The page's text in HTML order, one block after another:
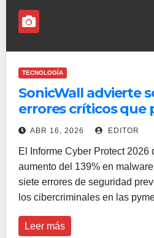
TECNOLOGÍA
SonicWall advierte
errores críticos que
riesgo a las pymes
ABR 16, 2026 EDITOR
El Informe Cyber Protect 2026
aumento del 139% en
siete errores de seguridad
los cibercriminales en las
Leer más